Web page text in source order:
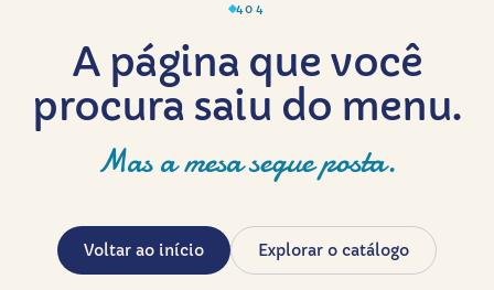
404
A página que você
procura saiu do menu.
Mas a mesa segue posta.
Voltar ao início Explorar o catálogo